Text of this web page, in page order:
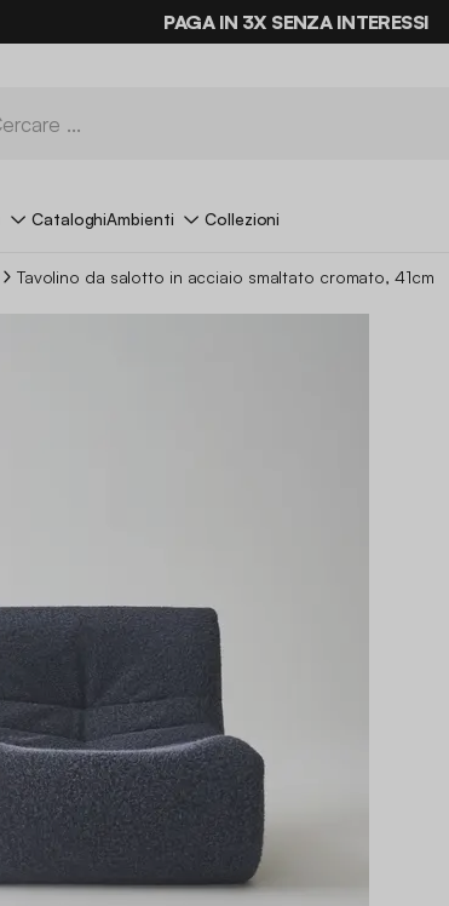
ULTIME OCCASIONI FINO AL -70%*
PAGA IN 3X SENZA INTERESSI
CataloghiAmbienti Collezioni
Tavolino da salotto in acciaio smaltato cromato, 41cm